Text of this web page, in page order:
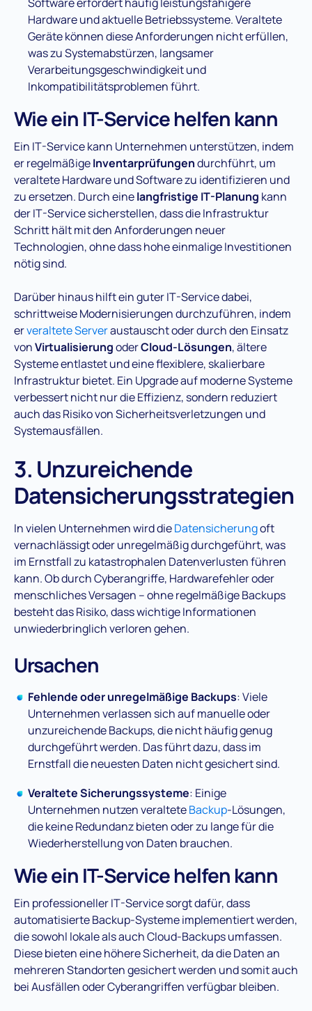
Hardware und aktuelle Betriebssysteme. Veraltete
Geräte können diese Anforderungen nicht erfüllen,
was zu Systemabstürzen, langsamer
Verarbeitungsgeschwindigkeit und
Inkompatibilitätsproblemen führt​.
Wie ein IT-Service helfen kann
Ein IT-Service kann Unternehmen unterstützen, indem
er regelmäßigeInventarprüfungendurchführt, um
veraltete Hardware und Software zu identifizieren und
zu ersetzen. Durch einelangfristige IT-Planung kann
der IT-Service sicherstellen, dass die Infrastruktur
Schritt hält mit den Anforderungen neuer
Technologien, ohne dass hohe einmalige Investitionen
nötig sind​.
Darüber hinaus hilft ein guter IT-Service dabei,
schrittweise Modernisierungen durchzuführen, indem
erveraltete Serveraustauscht oder durch den Einsatz
vonVirtualisierungoderCloud-Lösungen, ältere
Systeme entlastet und eine flexiblere, skalierbare
Infrastruktur bietet​. Ein Upgrade auf moderne Systeme
verbessert nicht nur die Effizienz, sondern reduziert
auch das Risiko von Sicherheitsverletzungen und
Systemausfällen.
3. Unzureichende
Datensicherungsstrategien
In vielen Unternehmen wird dieDatensicherungoft
vernachlässigt oder unregelmäßig durchgeführt, was
im Ernstfall zu katastrophalen Datenverlusten führen
kann. Ob durch Cyberangriffe, Hardwarefehler oder
menschliches Versagen – ohne regelmäßige Backups
besteht das Risiko, dass wichtige Informationen
unwiederbringlich verloren gehen.
Ursachen
Fehlende oder unregelmäßige Backups: Viele
Unternehmen verlassen sich auf manuelle oder
unzureichende Backups, die nicht häufig genug
durchgeführt werden. Das führt dazu, dass im
Ernstfall die neuesten Daten nicht gesichert sind​.
Veraltete Sicherungssysteme: Einige
Unternehmen nutzen veralteteBackup-Lösungen,
die keine Redundanz bieten oder zu lange für die
Wiederherstellung von Daten brauchen.
Wie ein IT-Service helfen kann
Ein professioneller IT-Service sorgt dafür, dass
automatisierte Backup-Systeme implementiert werden,
die sowohl lokale als auch Cloud-Backups umfassen.
Diese bieten eine höhere Sicherheit, da die Daten an
mehreren Standorten gesichert werden und somit auch
bei Ausfällen oder Cyberangriffen verfügbar bleiben​.